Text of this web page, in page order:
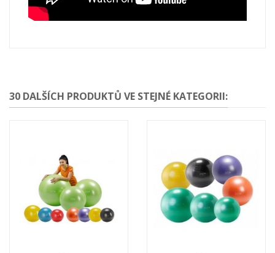
30 DALŠÍCH PRODUKTŮ VE STEJNÉ KATEGORII: